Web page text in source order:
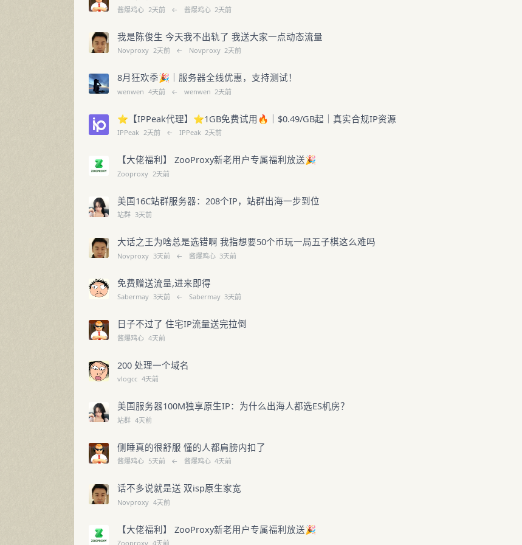
酱爆鸡心 2天前 ← 酱爆鸡心 2天前
我是陈俊生 今天我不出轨了 我送大家一点动态流量
Novproxy 2天前 ← Novproxy 2天前
8月狂欢季🎉｜服务器全线优惠，支持测试！
wenwen 4天前 ← wenwen 2天前
⭐【IPPeak代理】⭐1GB免费试用🔥｜$0.49/GB起｜真实合规IP资源
IPPeak 2天前 ← IPPeak 2天前
【大佬福利】 ZooProxy新老用户专属福利放送🎉
Zooproxy 2天前
美国16C站群服务器：208个IP，站群出海一步到位
站群 3天前
大话之王为啥总是选错啊 我指想要50个币玩一局五子棋这么难吗
Novproxy 3天前 ← 酱爆鸡心 3天前
免费赠送流量,进来即得
Sabermay 3天前 ← Sabermay 3天前
日子不过了 住宅IP流量送完拉倒
酱爆鸡心 4天前
200 处理一个域名
vlogcc 4天前
美国服务器100M独享原生IP：为什么出海人都选ES机房？
站群 4天前
侧睡真的很舒服 懂的人都肩膀内扣了
酱爆鸡心 5天前 ← 酱爆鸡心 4天前
话不多说就是送 双isp原生家宽
Novproxy 4天前
【大佬福利】 ZooProxy新老用户专属福利放送🎉
Zooproxy 4天前